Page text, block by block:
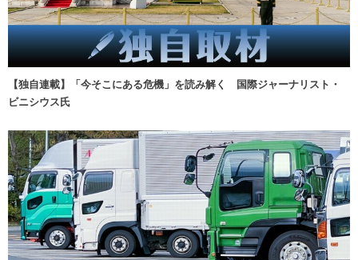
【独自連載】「今そこにある危機」を読み解く 国際ジャーナリスト・
ビニシウス氏